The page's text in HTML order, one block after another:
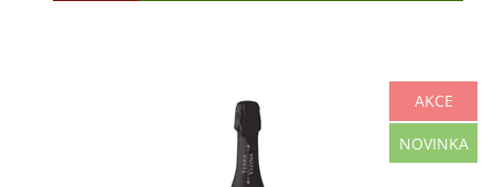
AKCE
NOVINKA
Terra Vizina Prosecco DOC brut (0,75l) je lehké a osvěžující
Prosecco. Zlatavá barva, ovocně květinová vůně s tóny
jablek a mandlí. Středně plná...